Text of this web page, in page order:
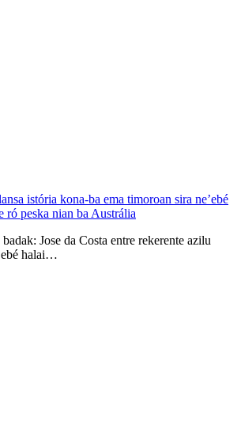
istória kona-ba ema timoroan sira ne’ebé
ró peska nian ba Austrália
Jose da Costa entre rekerente azilu
halai…